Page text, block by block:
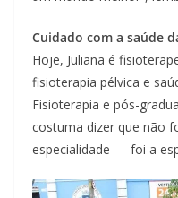
Cuidado com a saúde
Hoje, Juliana é
fisioterapia pélvica e
Fisioterapia e pós-
costuma dizer que não
especialidade — foi a